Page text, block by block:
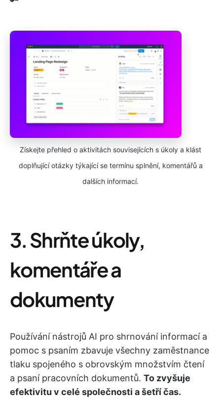
Získejte přehled o aktivitách souvisejících s úkoly a klást
doplňující otázky týkající se termínu splnění, komentářů a
dalších informací.
3. Shrňte úkoly,
komentáře a
dokumenty
Používání nástrojů AI pro shrnování informací a
pomoc s psaním zbavuje všechny zaměstnance
tlaku spojeného s obrovským množstvím čtení
a psaní pracovních dokumentů. To zvyšuje
efektivitu v celé společnosti a šetří čas.